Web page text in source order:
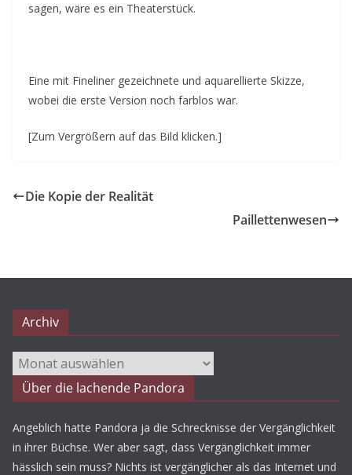
sagen, wäre es ein Theaterstück.
Eine mit Fineliner gezeichnete und aquarellierte Skizze,
wobei die erste Version noch farblos war.
[Zum Vergrößern auf das Bild klicken.]
Die Kopie der Realität
Paillettenwesen
Archiv
Archiv
Über die lachende Pandora
Angeblich hatte Pandora ja die Schrecknisse der Vergänglichkeit
in ihrer Büchse. Wer aber sagt, dass Vergänglichkeit immer
hässlich sein muss? Nichts ist vergänglicher als das Internet und